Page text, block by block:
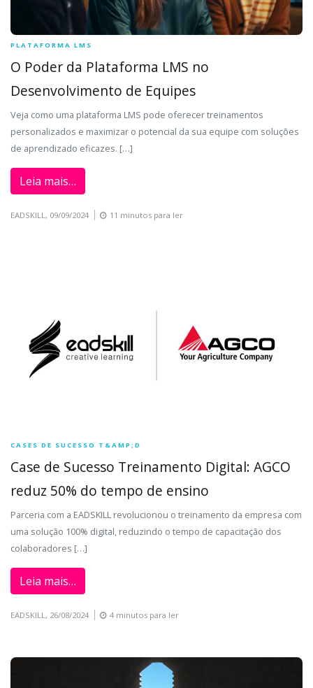
PLATAFORMA LMS
O Poder da Plataforma LMS no
Desenvolvimento de Equipes
Veja como uma plataforma LMS pode oferecer treinamentos
personalizados e maximizar o potencial da sua equipe com soluções
de aprendizado eficazes. […]
Leia mais…
EADSKILL, 09/09/2024 11 minutos para ler
CASES DE SUCESSO T&AMP;D
Case de Sucesso Treinamento Digital: AGCO
reduz 50% do tempo de ensino
Parceria com a EADSKILL revolucionou o treinamento da empresa com
uma solução 100% digital, reduzindo o tempo de capacitação dos
colaboradores […]
Leia mais…
EADSKILL, 26/08/2024 4 minutos para ler